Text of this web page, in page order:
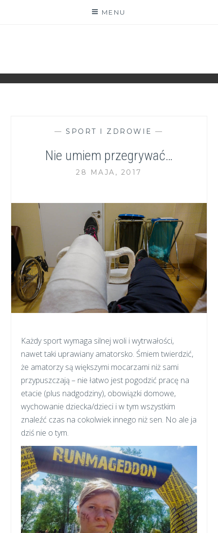
MENU
—SPORT I ZDROWIE —
Nie umiem przegrywać…
28 MAJA, 2017
Każdy sport wymaga silnej woli i wytrwałości,
nawet taki uprawiany amatorsko. Śmiem twierdzić,
że amatorzy są większymi mocarzami niż sami
przypuszczają – nie łatwo jest pogodzić pracę na
etacie (plus nadgodziny), obowiązki domowe,
wychowanie dziecka/dzieci i w tym wszystkim
znaleźć czas na cokolwiek innego niż sen. No ale ja
dziś nie o tym.